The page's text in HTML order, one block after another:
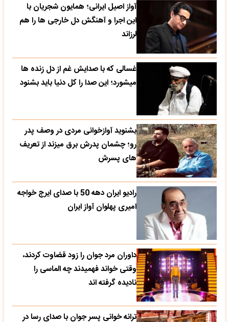
آواز اصیل ایرانی؛ همایون شجریان با
این اجرا و آهنگش دل خارجی ها را هم
لرزاند
غسالی که با صدایش غم از دل زنده ها
میشورد؛ این صدا را کل دنیا باید بشنود
بشنوید آوازخوانی مردی در وصف پدر
رو؛ چشمان پدرش برق میزند از تعریف
های پسرش
رادیو ایران دهه 50 با صدای ایرج خواجه
امیری پهلوان آواز ایران
داوران مرد جوان را زود قضاوت کردند،
وقتی خواند فهمیدند چه الماسی را
نادیده گرفته اند
ترانه خوانی پسر جوان با صدای رسا در